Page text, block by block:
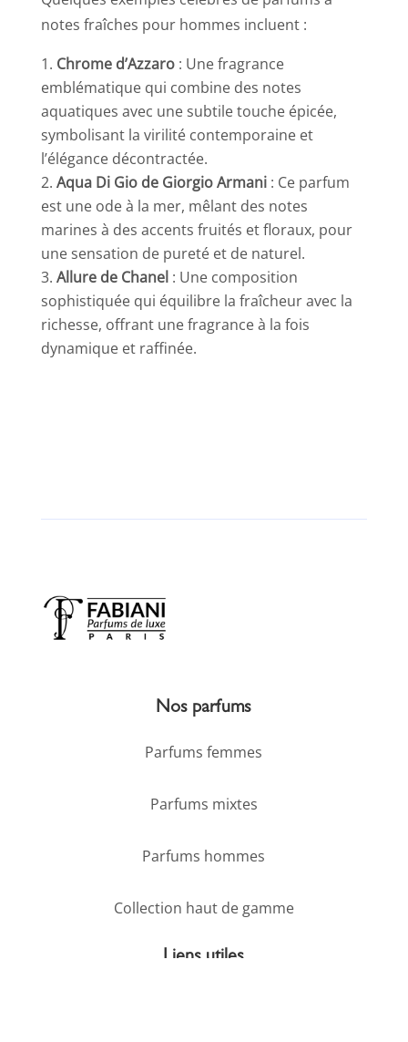
notes fraîches pour hommes incluent :
Chrome d’Azzaro: Une fragrance
emblématique qui combine des notes
aquatiques avec une subtile touche épicée,
symbolisant la virilité contemporaine et
l’élégance décontractée.
Aqua Di Gio de Giorgio Armani: Ce parfum
est une ode à la mer, mêlant des notes
marines à des accents fruités et floraux, pour
une sensation de pureté et de naturel.
Allure de Chanel : Une composition
sophistiquée qui équilibre la fraîcheur avec la
richesse, offrant une fragrance à la fois
dynamique et raffinée.
Nos parfums
Parfums femmes
Parfums mixtes
Parfums hommes
Collection haut de gamme
Liens utiles